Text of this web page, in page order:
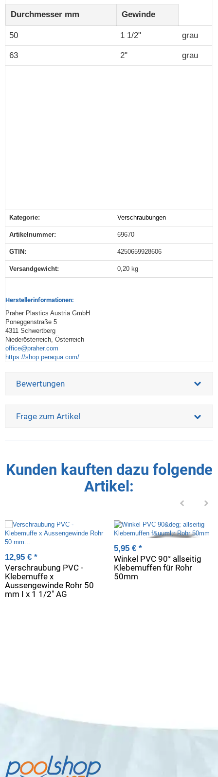
Durchmesser mm Gewinde
50 1 1/2" grau
63 2" grau
Produkteigenschaft
Wert
Kategorie: Verschraubungen
Artikelnummer: 69670
GTIN: 4250659928606
Versandgewicht‍: 0,20 kg
Herstellerinformationen:
Praher Plastics Austria GmbH
Poneggenstraße 5
4311 Schwertberg
Niederösterreich, Österreich
office@praher.com
https://shop.peraqua.com/
Bewertungen
Frage zum Artikel
Kunden kauften dazu folgende
Artikel:
Verschraubung PVC -
Klebemuffe x
Aussengewinde Rohr 50
mm I x 1 1/2" AG
12,95 € *
Winkel PVC 90° allseitig
Klebemuffen für Rohr
50mm
5,95 € *